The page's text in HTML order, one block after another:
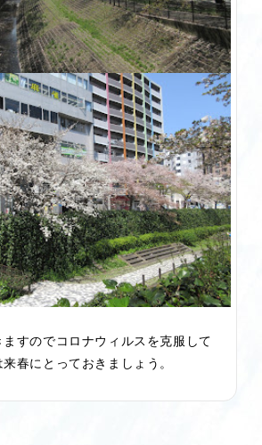
すのでコロナウィルスを克服して
春にとっておきましょう。